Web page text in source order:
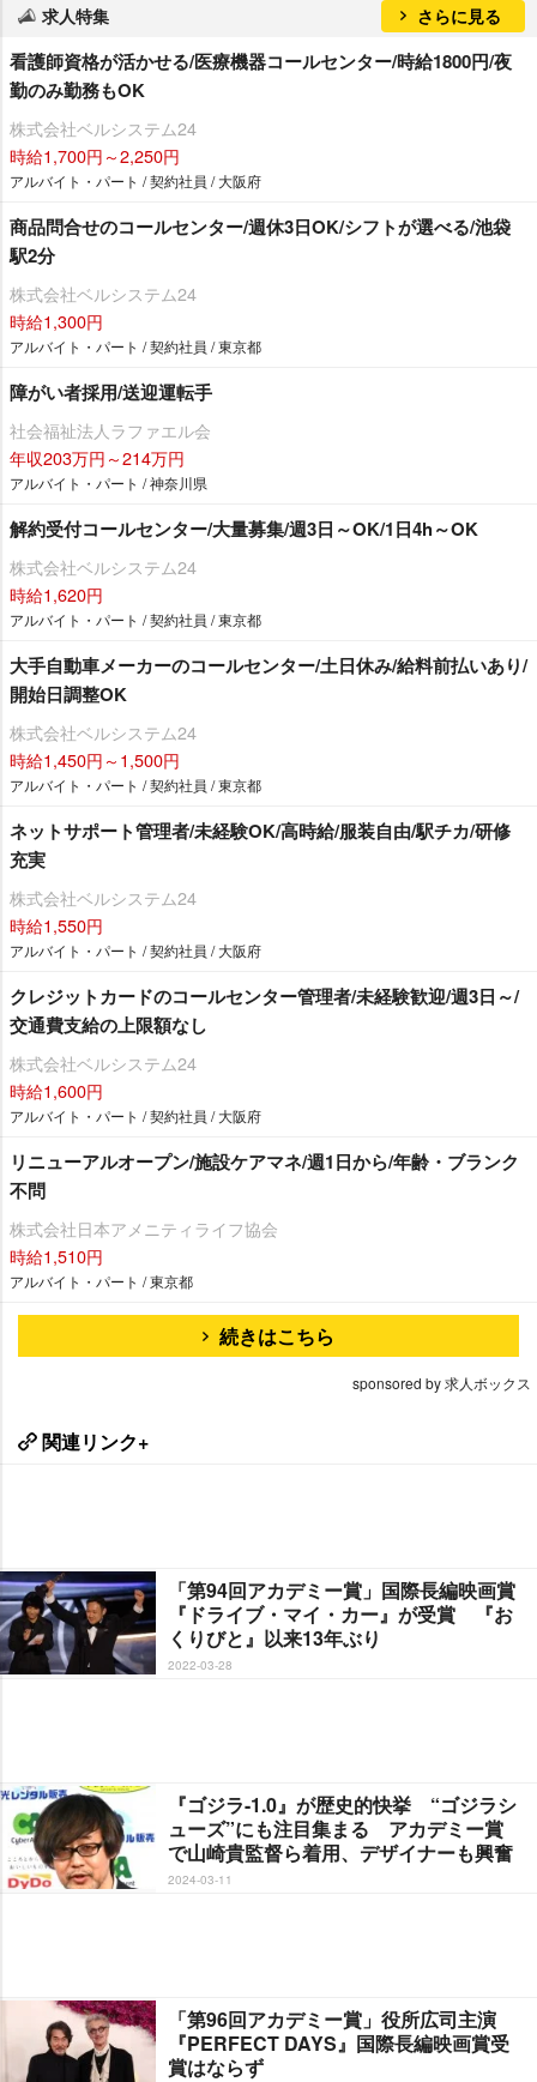
求人特集 さらに見る
看護師資格が活かせる/医療機器コールセンター/時給1800円/夜
勤のみ勤務もOK
株式会社ベルシステム24
時給1,700円～2,250円
アルバイト・パート / 契約社員 / 大阪府
商品問合せのコールセンター/週休3日OK/シフトが選べる/池袋
駅2分
株式会社ベルシステム24
時給1,300円
アルバイト・パート / 契約社員 / 東京都
障がい者採用/送迎運転手
社会福祉法人ラファエル会
年収203万円～214万円
アルバイト・パート / 神奈川県
解約受付コールセンター/大量募集/週3日～OK/1日4h～OK
株式会社ベルシステム24
時給1,620円
アルバイト・パート / 契約社員 / 東京都
大手自動車メーカーのコールセンター/土日休み/給料前払いあり/
開始日調整OK
株式会社ベルシステム24
時給1,450円～1,500円
アルバイト・パート / 契約社員 / 東京都
ネットサポート管理者/未経験OK/高時給/服装自由/駅チカ/研修
充実
株式会社ベルシステム24
時給1,550円
アルバイト・パート / 契約社員 / 大阪府
クレジットカードのコールセンター管理者/未経験歓迎/週3日～/
交通費支給の上限額なし
株式会社ベルシステム24
時給1,600円
アルバイト・パート / 契約社員 / 大阪府
リニューアルオープン/施設ケアマネ/週1日から/年齢・ブランク
不問
株式会社日本アメニティライフ協会
時給1,510円
アルバイト・パート / 東京都
続きはこちら
sponsored by 求人ボックス
関連リンク+
「第94回アカデミー賞」国際長編映画賞
『ドライブ・マイ・カー』が受賞 『お
くりびと』以来13年ぶり
2022-03-28
『ゴジラ-1.0』が歴史的快挙 “ゴジラシ
ューズ”にも注目集まる アカデミー賞
で山崎貴監督ら着用、デザイナーも興奮
2024-03-11
「第96回アカデミー賞」役所広司主演
『PERFECT DAYS』国際長編映画賞受
賞はならず